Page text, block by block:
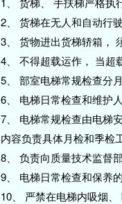
2、 货梯在无人和自动行
3、 货物进出货梯轿箱，
4、 不得超载运作， 当超
5、 部室电梯常规检查分
6、 电梯日常检查和维护
7、 电梯常规检查由电梯
内容负责具体月检和季检
8、 负责向质量技术监督
9、 电梯日常检查和保养
10、 严禁在电梯内吸烟、